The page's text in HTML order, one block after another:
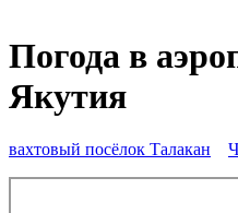
Погода в
Якутия
вахтовый посёлок Талакан